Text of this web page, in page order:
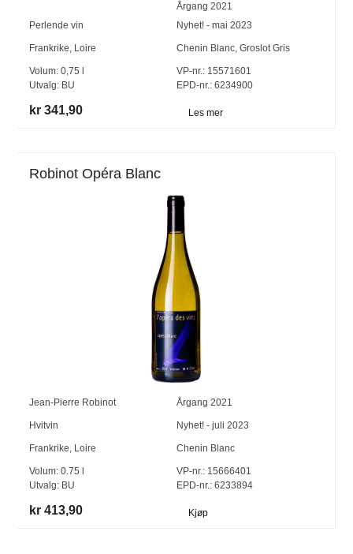
Årgang 2021
Perlende vin
Nyhet! - mai 2023
Frankrike, Loire Chenin Blanc, Groslot Gris
Volum:0,75
Utvalg: BU
VP-nr.:15571601
EPD-nr.: 6234900
kr 341,90 Les mer
Robinot Opéra Blanc
Jean-Pierre Robinot Årgang 2021
Hvitvin Nyhet! - juli 2023
Frankrike, Loire Chenin Blanc
Volum:0.75
Utvalg: BU
VP-nr.:15666401
EPD-nr.: 6233894
kr 413,90 Kjøp